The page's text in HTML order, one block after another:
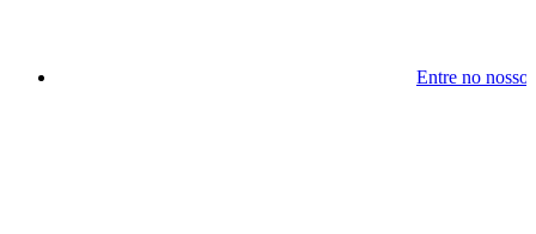
Entre no nosso